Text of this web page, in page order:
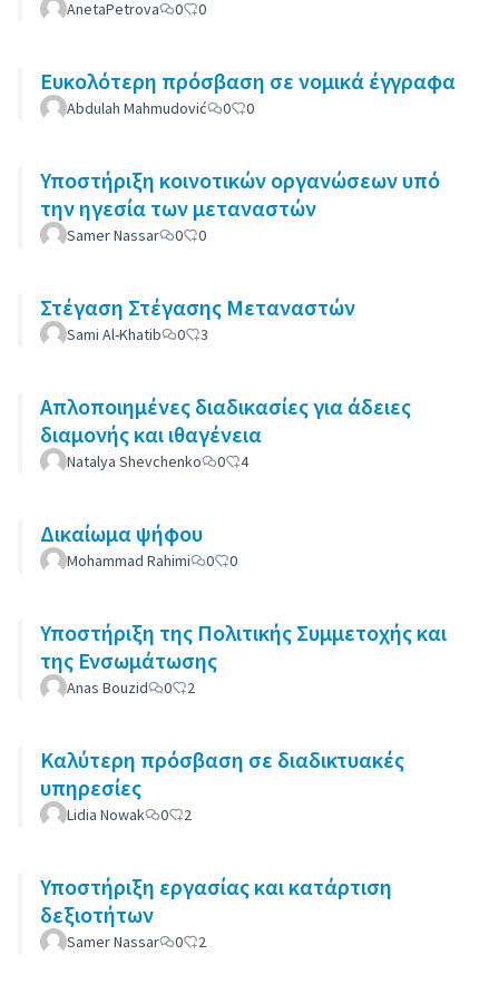
AnetaPetrova 0 0
Ευκολότερη πρόσβαση σε νομικά έγγραφα
Abdulah Mahmudović 0 0
Υποστήριξη κοινοτικών οργανώσεων υπό
την ηγεσία των μεταναστών
Samer Nassar 0 0
Στέγαση Στέγασης Μεταναστών
Sami Al-Khatib 0 3
Απλοποιημένες διαδικασίες για άδειες
διαμονής και ιθαγένεια
Natalya Shevchenko 0 4
Δικαίωμα ψήφου
Mohammad Rahimi 0 0
Υποστήριξη της Πολιτικής Συμμετοχής και
της Ενσωμάτωσης
Anas Bouzid 0 2
Καλύτερη πρόσβαση σε διαδικτυακές
υπηρεσίες
Lidia Nowak 0 2
Υποστήριξη εργασίας και κατάρτιση
δεξιοτήτων
Samer Nassar 0 2